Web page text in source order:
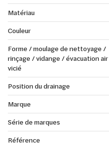
Matériau
Couleur
Forme / moulage de nettoyage /
rinçage / vidange / évacuation air
vicié
Position du drainage
Marque
Série de marques
Référence